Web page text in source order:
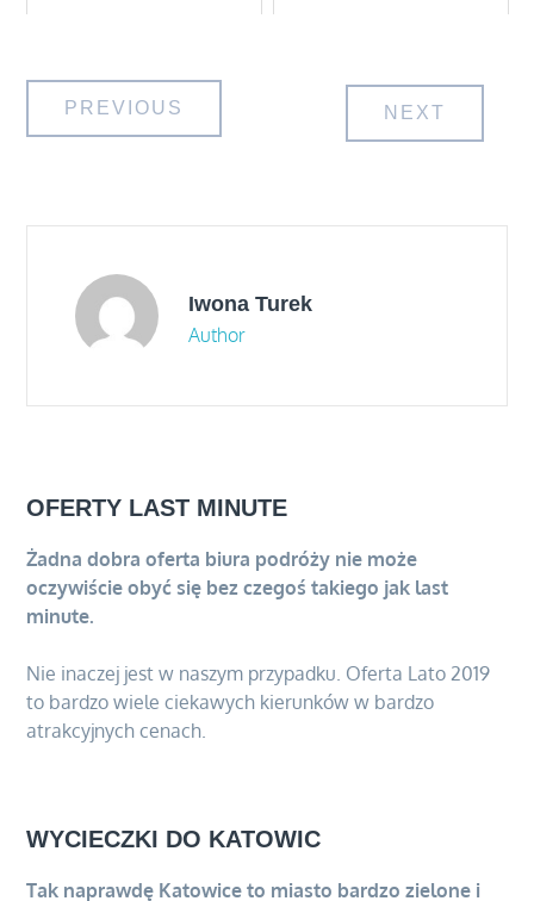
Nawigacja
PREVIOUS NEXT
Iwona Turek
Author
OFERTY LAST MINUTE
Żadna dobra oferta biura podróży nie może
oczywiście obyć się bez czegoś takiego jak last
minute.
Nie inaczej jest w naszym przypadku. Oferta Lato 2019
to bardzo wiele ciekawych kierunków w bardzo
atrakcyjnych cenach.
WYCIECZKI DO KATOWIC
Tak naprawdę Katowice to miasto bardzo zielone i